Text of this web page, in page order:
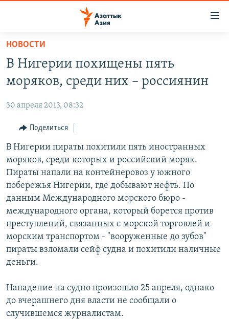
Вернуться
основному
содержанию
Вернутся
навигации
Вернутся
поиску
КАЗАХСТАН
УЗБЕКИСТАН
ТАДЖИКИСТАН
НОВОСТИ
ВОЙНА В УКРАИНЕ
НА ДРУГИХ ЯЗЫКАХ
ҚАЗАҚША
КЫРГЫЗЧА
ЎЗБЕКЧА
ТОҶИКӢ
TÜRKMENÇE
Все сайты РСЕ/РС
НОВОСТИ
В Нигерии похищены пять
моряков, среди них – россиянин
30 апреля 2013, 08:32
Поделиться
В Нигерии пираты похитили пять иностранных
моряков, среди которых и российский моряк.
Пираты напали на контейнеровоз у южного
побережья Нигерии, где добывают нефть. По
данным Международного морского бюро -
международного органа, который борется против
преступлений, связанных с морской торговлей и
морским транспортом - "вооруженные до зубов"
пираты взломали сейф судна и похитили наличные
деньги.
Нападение на судно произошло 25 апреля, однако
до вчерашнего дня власти не сообщали о
случившемся журналистам.